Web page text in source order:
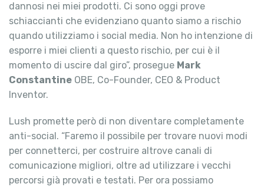
dannosi nei miei prodotti. Ci sono oggi prove
schiaccianti che evidenziano quanto siamo a rischio
quando utilizziamo i social media. Non ho intenzione di
esporre i miei clienti a questo rischio, per cui è il
momento di uscire dal giro”, prosegue Mark
Constantine OBE, Co-Founder, CEO & Product
Inventor.
Lush promette però di non diventare completamente
anti-social. “Faremo il possibile per trovare nuovi modi
per connetterci, per costruire altrove canali di
comunicazione migliori, oltre ad utilizzare i vecchi
percorsi già provati e testati. Per ora possiamo